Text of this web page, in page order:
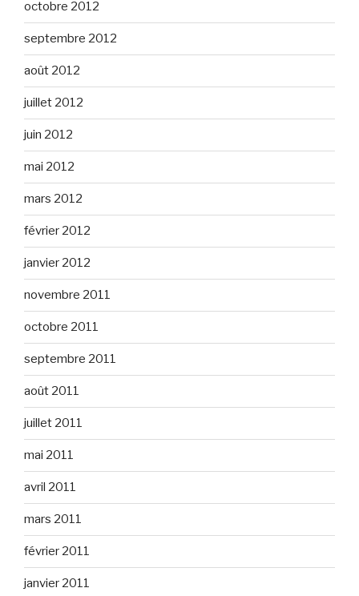
octobre 2012
septembre 2012
août 2012
juillet 2012
juin 2012
mai 2012
mars 2012
février 2012
janvier 2012
novembre 2011
octobre 2011
septembre 2011
août 2011
juillet 2011
mai 2011
avril 2011
mars 2011
février 2011
janvier 2011